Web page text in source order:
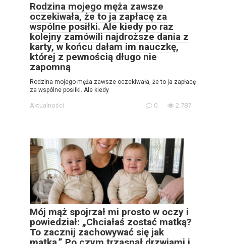
Rodzina mojego męża zawsze
oczekiwała, że to ja zapłacę za
wspólne posiłki. Ale kiedy po raz
kolejny zamówili najdroższe dania z
karty, w końcu dałam im nauczkę,
której z pewnością długo nie
zapomną
Rodzina mojego męża zawsze oczekiwała, że to ja zapłacę
za wspólne posiłki. Ale kiedy
Aktualności 0 2 787
Mój mąż spojrzał mi prosto w oczy i
powiedział: „Chciałaś zostać matką?
To zacznij zachowywać się jak